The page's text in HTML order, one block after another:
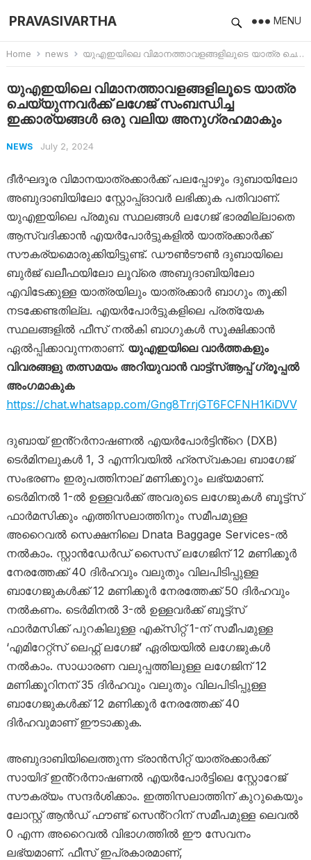
PRAVASIVARTHA MENU
Home news യുഎഇയിലെ വിമാനത്താവളങ്ങളിലൂടെ യാത്ര ചെയ്യുന്നവർക്ക് ല​ഗേജ് സംബന്ധിച്ച ഇക്കാര്യങ്ങൾ ഒരു വലിയ അനു​ഗ്രഹമാകും
യുഎഇയിലെ വിമാനത്താവളങ്ങളിലൂടെ യാത്ര
ചെയ്യുന്നവർക്ക് ല​ഗേജ് സംബന്ധിച്ച
ഇക്കാര്യങ്ങൾ ഒരു വലിയ അനു​ഗ്രഹമാകും
NEWS July 2, 2024
ദീർഘദൂര വിമാനയാത്രക്കാർക്ക് പലപ്പോഴും ദുബായിലോ
അബുദാബിയിലോ സ്റ്റോപ്പ്ഓവർ ലഭിക്കുക പതിവാണ്.
യുഎഇയിലെ പ്രമുഖ സ്ഥലങ്ങൾ ല​ഗേജ് ഭാരമില്ലാതെ
ആസ്വദിക്കാൻ എയർപോർട്ടുകളിൽ യാത്രക്കാർക്ക്
സൗകര്യമൊരുക്കിയിട്ടുണ്ട്. ഡൗൺടൗൺ ദുബായിലെ
ബുർജ് ഖലീഫയിലോ ലൂവ്രെ അബുദാബിയിലോ
എവിടേക്കുള്ള യാത്രയിലും യാത്രക്കാർ ബാ​ഗും തൂക്കി
നടക്കേണ്ടതില്ല. എയർപോർട്ടുകളിലെ പ്രത്യേക
സ്ഥലങ്ങളിൽ ഫീസ് നൽകി ബാ​ഗുകൾ സൂക്ഷിക്കാൻ
ഏൽപ്പിക്കാവുന്നതാണ്. യുഎഇയിലെ വാർത്തകളും
വിവരങ്ങളു തത്സമയം അറിയുവാൻ വാട്ട്‌സ്ആപ്പ് ഗ്രൂപ്പൽ
അംഗമാകുക
https://chat.whatsapp.com/Gng8TrrjGT6FCFNH1KiDVV
ദുബായ് ഇൻ്റർനാഷണൽ എയർപോർട്ടിൻ്റെ (DXB)
ടെർമിനലുകൾ 1, 3 എന്നിവയിൽ ഹ്രസ്വകാല ബാഗേജ്
സംഭരണം ഇരുപത്തിനാല് മണിക്കൂറും ലഭ്യമാണ്.
ടെർമിനൽ 1-ൽ ഉള്ളവർക്ക് അവരുടെ ലഗേജുകൾ ബൂട്ട്സ്
ഫാർമസിക്കും എത്തിസലാത്തിനും സമീപമുള്ള
അറൈവൽ സെക്ഷനിലെ Dnata Baggage Services-ൽ
നൽകാം. സ്റ്റാൻഡേർഡ് സൈസ് ലഗേജിന് 12 മണിക്കൂർ
നേരത്തേക്ക് 40 ദിർഹവും വലുതും വിലപിടിപ്പുള്ള
ബാഗേജുകൾക്ക് 12 മണിക്കൂർ നേരത്തേക്ക് 50 ദിർഹവും
നൽകണം. ടെർമിനൽ 3-ൽ ഉള്ളവർക്ക് ബൂട്ട്സ്
ഫാർമസിക്ക് പുറകിലുള്ള എക്സിറ്റ് 1-ന് സമീപമുള്ള
‘എമിറേറ്റ്സ് ലെഫ്റ്റ് ലഗേജ്’ ഏരിയയിൽ ല​ഗേജുകൾ
നൽകാം. സാധാരണ വലുപ്പത്തിലുള്ള ലഗേജിന് 12
മണിക്കൂറിനന് 35 ദിർഹവും വലുതും വിലപിടിപ്പുള്ള
ബാഗേജുകൾക്ക് 12 മണിക്കൂർ നേരത്തേക്ക് 40
ദിർഹവുമാണ് ഈടാക്കുക.
അബുദാബിയിലെത്തുന്ന ട്രാൻസിറ്റ് യാത്രക്കാർക്ക്
സായിദ് ഇൻ്റർനാഷണൽ എയർപോർട്ടിലെ സ്റ്റോറേജ്
സൗകര്യം സന്ദർശിക്കാം. ഇത്തിസലാത്തിന് കുറുകെയും
ലോസ്റ്റ് ആൻഡ് ഫൗണ്ട് സെൻ്ററിന് സമീപമുള്ള ലെവൽ
0 എന്ന അറൈവൽ വിഭാഗത്തിൽ ഈ സേവനം
ലഭ്യമാണ്. ഫീസ് ഇപ്രകാരമാണ്,